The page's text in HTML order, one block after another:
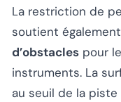
La restriction de
soutient
d’obstacles pour
instruments. La
au seuil de la piste